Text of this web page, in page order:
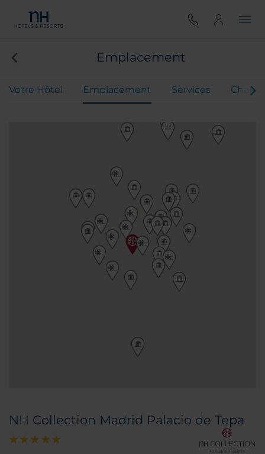
Emplacement
Votre Hôtel Emplacement Services
NH Collection Madrid Palacio de Tepa